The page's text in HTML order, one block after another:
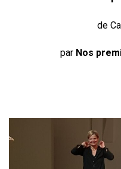
de
par Nos